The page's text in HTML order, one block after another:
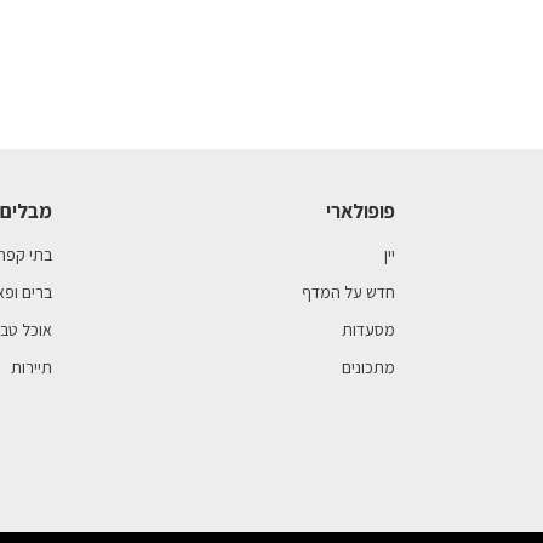
פופולארי
יין
חדש על המדף
מסעדות
מתכונים
בתי
ברים
אוכל
תיירות